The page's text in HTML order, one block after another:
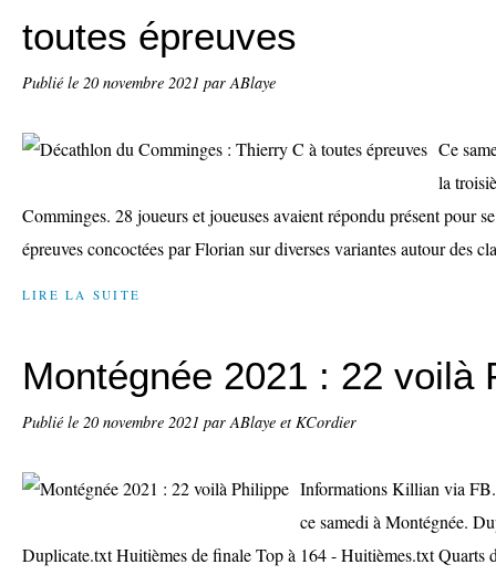
toutes épreuves
Publié le 20 novembre 2021 par ABlaye
Ce
la
Comminges. 28 joueurs et joueuses avaient répondu présent pour
épreuves concoctées par Florian sur diverses variantes autour des
LIRE LA SUITE
Montégnée 2021 : 22 voilà
Publié le 20 novembre 2021 par ABlaye et KCordier
Informations Killian via
ce samedi à Montégnée.
Duplicate.txt Huitièmes de finale Top à 164 - Huitièmes.txt Quarts